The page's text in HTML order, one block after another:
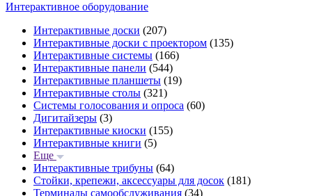
Интерактивное оборудование
Интерактивные доски (207)
Интерактивные доски с проектором (135)
Интерактивные системы (166)
Интерактивные панели (544)
Интерактивные планшеты (19)
Интерактивные столы (321)
Системы голосования и опроса (60)
Дигитайзеры (3)
Интерактивные киоски (155)
Интерактивные книги (5)
Еще
Интерактивные трибуны (64)
Стойки, крепежи, аксессуары для досок (181)
Терминалы самообслуживания (34)